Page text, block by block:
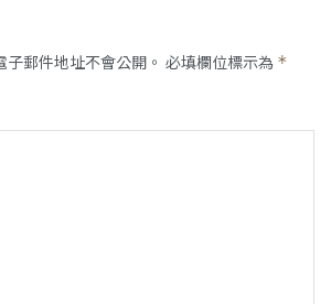
郵件地址不會公開。 必填欄位標示為 *